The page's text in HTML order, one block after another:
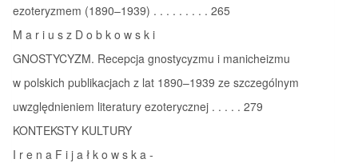
ezoteryzmem (1890–1939) . . . . . . . . . 265
M a r i u s z D o b k o w s k i
GNOSTYCYZM. Recepcja gnostycyzmu i manicheizmu
w polskich publikacjach z lat 1890–1939 ze szczególnym
uwzględnieniem literatury ezoterycznej . . . . . 279
KONTEKSTY KULTURY
I r e n a F i j a ł k o w s k a ‑